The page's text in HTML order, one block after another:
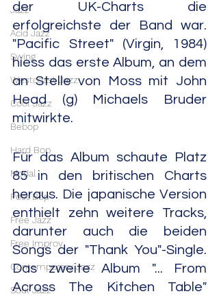
Jazz
Acid Jazz
Swing
Westcoast Jazz
Cool Jazz
Bebop
Hard Bop
Modal
Post Bop
Free Jazz
Free Improv
Contemporary Jazz
Soul Jazz
der UK-Charts die
erfolgreichste der Band war.
"Pacific Street" (Virgin, 1984)
hiess das erste Album, an dem
an Stelle von Moss mit John
Head (g) Michaels Bruder
mitwirkte.
Für das Album schaute Platz
85 in den britischen Charts
heraus. Die japanische Version
enthielt zehn weitere Tracks,
darunter auch die beiden
Songs der "Thank You"-Single.
Das zweite Album "... From
Across The Kitchen Table"